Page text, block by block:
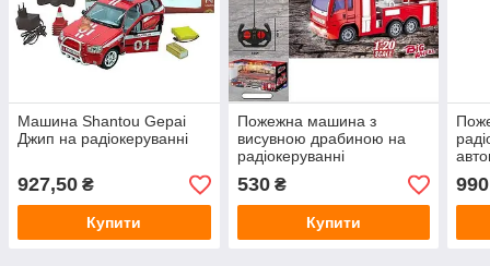
Машина Shantou Gepai
Джип на радіокеруванні
927,50 ₴
Купити
Пожежна машина з
висувною драбиною на
радіокеруванні
530₴
Купити
води
990